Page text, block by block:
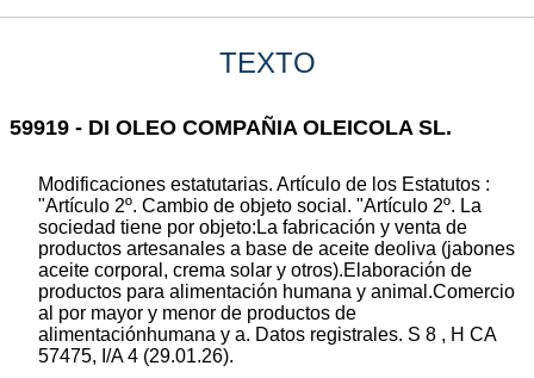
TEXTO
59919 - DI OLEO COMPAÑIA OLEICOLA SL.
Modificaciones estatutarias. Artículo de los Estatutos :
"Artículo 2º. Cambio de objeto social. "Artículo 2º. La
sociedad tiene por objeto:La fabricación y venta de
productos artesanales a base de aceite deoliva (jabones
aceite corporal, crema solar y otros).Elaboración de
productos para alimentación humana y animal.Comercio
al por mayor y menor de productos de
alimentaciónhumana y a. Datos registrales. S 8 , H CA
57475, I/A 4 (29.01.26).